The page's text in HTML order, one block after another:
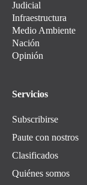
Judicial
Infraestructura
Medio Ambiente
Nación
Opinión
Servicios
Subscribirse
Paute con nostros
Clasificados
Quiénes somos